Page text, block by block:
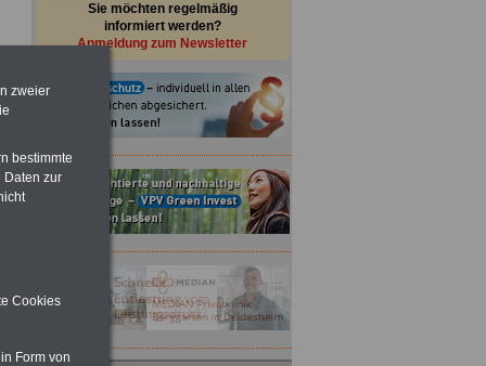
Sie möchten regelmäßig
informiert werden?
Anmeldung zum Newsletter
zweier
bestimmte
Daten zur
Cookies
Form von